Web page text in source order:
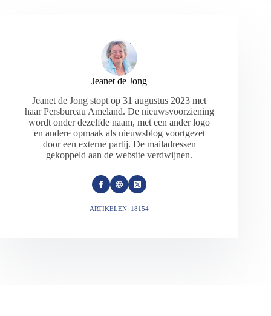
Jeanet de Jong
Jeanet de Jong stopt op 31 augustus 2023 met
haar Persbureau Ameland. De nieuwsvoorziening
wordt onder dezelfde naam, met een ander logo
en andere opmaak als nieuwsblog voortgezet
door een externe partij. De mailadressen
gekoppeld aan de website verdwijnen.
ARTIKELEN: 18154